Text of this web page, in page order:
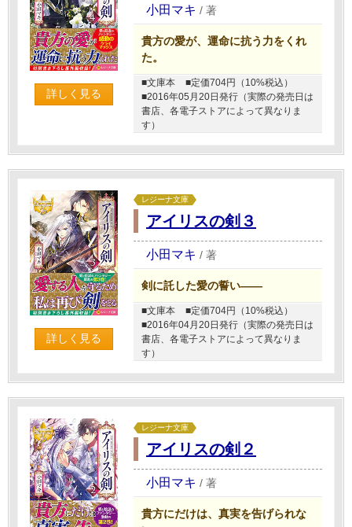
詳しく見る
小田マキ / 著
貴方の愛が、運命に抗う力をくれ
た。
■文庫本
■定価704円（10%税込）
■2016年05月20日発行（実際の発売日は
書店、各電子ストアによって異なりま
す）
詳しく見る
レジーナ文庫
アイリスの剣３
小田マキ / 著
剣に託した愛の誓い――
■文庫本
■定価704円（10%税込）
■2016年04月20日発行（実際の発売日は
書店、各電子ストアによって異なりま
す）
レジーナ文庫
アイリスの剣２
小田マキ / 著
貴方にだけは、真実を告げられな